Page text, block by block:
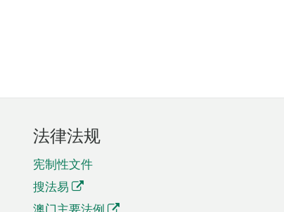
法律法规
宪制性文件
搜法易